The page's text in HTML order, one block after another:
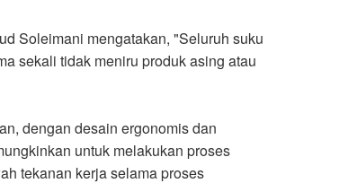
Soleimani mengatakan, "Seluruh suku
sekali tidak meniru produk asing atau
dengan desain ergonomis dan
untuk melakukan proses
tekanan kerja selama proses